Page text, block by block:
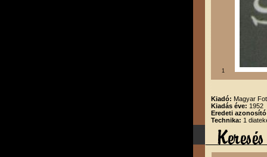
1
Kiadó: Magyar
Kiadás éve: 1952
Eredeti
Technika: 1